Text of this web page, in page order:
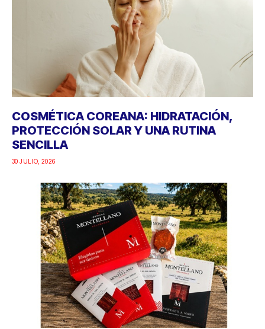
COSMÉTICA COREANA: HIDRATACIÓN,
PROTECCIÓN SOLAR Y UNA RUTINA
SENCILLA
30 JULIO, 2026